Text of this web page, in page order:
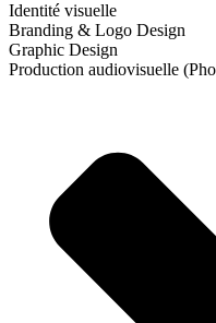
Identité visuelle
Branding & Logo Design
Graphic Design
Production audiovisuelle